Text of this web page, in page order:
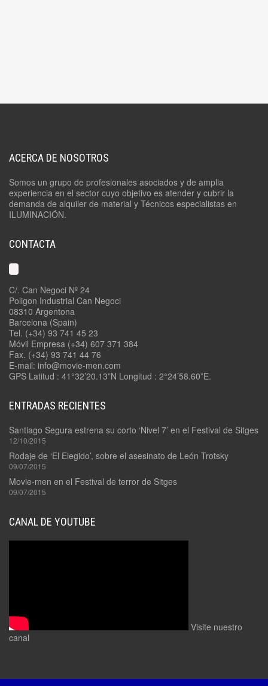
ACERCA DE NOSOTROS
Somos un grupo de profesionales asociados y de amplia
experiencia en el sector cuyo objetivo es atender y cubrir la
demanda de alquiler de material y Técnicos especialistas en
ILUMINACIÓN.
CONTACTA
C/. Can Negoci Nº 24
Poligon Industrial Can Negoci
08310 Argentona
Barcelona (Spain)
Tel. (+34) 93 741 45 23
Móvil Empresa (+34) 607 371 384
Fax. (+34) 93 741 44 76
E-mail: info@movie-men.com
GPS Latitud : 41°32’20.13”N Longitud : 2°24’58.60”E.
ENTRADAS RECIENTES
Santiago Segura estrena su corto ‘Nivel 7’ en el Festival de Sitges
12/10/2015
Rodaje de ‘El Elegido’, sobre el asesinato de León Trotsky
09/07/2015
Movie-men en el Festival de terror de Sitges
09/07/2015
CANAL DE YOUTUBE
Visite nuestro
canal